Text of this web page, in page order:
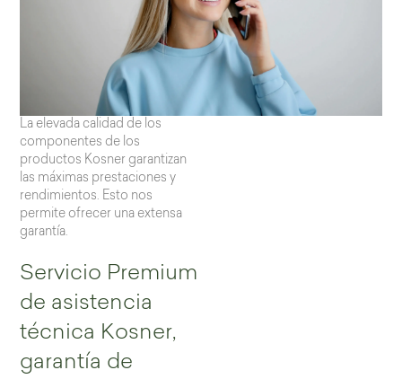
La elevada calidad de los
componentes de los
productos Kosner garantizan
las máximas prestaciones y
rendimientos. Esto nos
permite ofrecer una extensa
garantía.
Servicio Premium
de asistencia
técnica Kosner,
garantía de